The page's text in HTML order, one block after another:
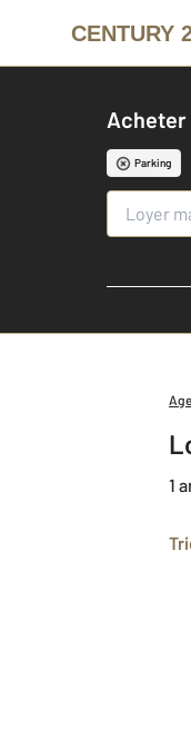
CENTURY
Acheter
Parking
1